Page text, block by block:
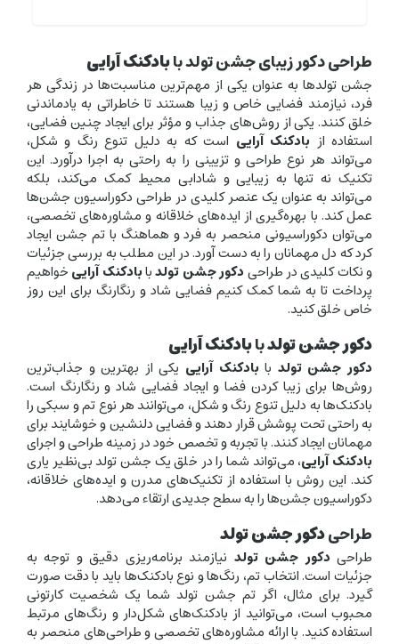
طراحی دکور زیبای جشن تولد بابادکنک آرایی
جشن تولدها به عنوان یکی از مهم‌ترین مناسبت‌ها در زندگی هر
فرد، نیازمند فضایی خاص و زیبا هستند تا خاطراتی به یادماندنی
خلق کنند. یکی از روش‌های جذاب و مؤثر برای ایجاد چنین فضایی،
استفاده از بادکنک آرایی است که به دلیل تنوع رنگ و شکل،
می‌تواند هر نوع طراحی و تزیینی را به راحتی به اجرا درآورد. این
تکنیک نه تنها به زیبایی و شادابی محیط کمک می‌کند، بلکه
می‌تواند به عنوان یک عنصر کلیدی در طراحی دکوراسیون جشن‌ها
عمل کند. با بهره‌گیری از ایده‌های خلاقانه و مشاوره‌های تخصصی،
می‌توان دکوراسیونی منحصر به فرد و هماهنگ با تم جشن ایجاد
کرد که دل مهمانان را به دست آورد. در این مطلب به بررسی جزئیات
و نکات کلیدی در طراحی دکور جشن تولدبابادکنک آرایی خواهیم
پرداخت تا به شما کمک کنیم فضایی شاد و رنگارنگ برای این روز
خاص خلق کنید.
دکور جشن تولدبابادکنک آرایی
دکور جشن تولد با بادکنک آرایی یکی از بهترین و جذاب‌ترین
روش‌ها برای زیبا کردن فضا و ایجاد فضایی شاد و رنگارنگ است.
بادکنک‌ها به دلیل تنوع رنگ و شکل، می‌توانند هر نوع تم و سبکی را
به راحتی تحت پوشش قرار دهند و فضایی دلنشین و خوشایند برای
مهمانان ایجاد کنند. با تجربه و تخصص خود در زمینه طراحی و اجرای
بادکنک آرایی، می‌تواند شما را در خلق یک جشن تولد بی‌نظیر یاری
کند. این روش با استفاده از تکنیک‌های مدرن و ایده‌های خلاقانه،
دکوراسیون جشن‌ها را به سطح جدیدی ارتقاء می‌دهد.
طراحیدکور جشن تولد
طراحی دکور جشن تولد نیازمند برنامه‌ریزی دقیق و توجه به
جزئیات است. انتخاب تم، رنگ‌ها و نوع بادکنک‌ها باید با دقت صورت
گیرد. برای مثال، اگر تم جشن تولد شما یک شخصیت کارتونی
محبوب است، می‌توانید از بادکنک‌های شکل‌دار و رنگ‌های مرتبط
استفاده کنید. با ارائه مشاوره‌های تخصصی و طراحی‌های منحصر به